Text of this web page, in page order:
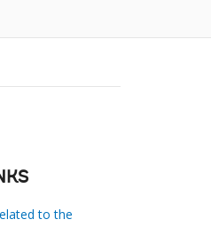
to the